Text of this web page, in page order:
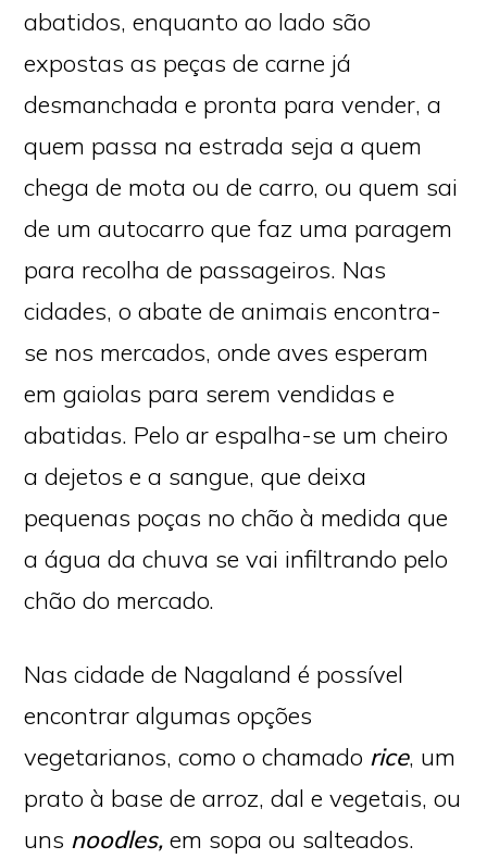
abatidos, enquanto ao lado são
expostas as peças de carne já
desmanchada e pronta para vender, a
quem passa na estrada seja a quem
chega de mota ou de carro, ou quem sai
de um autocarro que faz uma paragem
para recolha de passageiros. Nas
cidades, o abate de animais encontra-
se nos mercados, onde aves esperam
em gaiolas para serem vendidas e
abatidas. Pelo ar espalha-se um cheiro
a dejetos e a sangue, que deixa
pequenas poças no chão à medida que
a água da chuva se vai infiltrando pelo
chão do mercado.
Nas cidade de Nagaland é possível
encontrar algumas opções
vegetarianos, como o chamado rice, um
prato à base de arroz, dal e vegetais, ou
uns noodles, em sopa ou salteados.